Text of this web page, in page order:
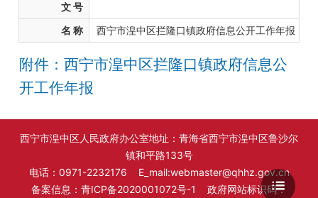
文 号
名 称
西宁市湟中区拦隆口镇政府信息公开工作年报
附件：西宁市湟中区拦隆口镇政府信息公
开工作年报
西宁市湟中区人民政府办公室地址：青海省西宁市湟中区鲁沙尔
镇和平路133号
电话：0971-2232176 E_mail:webmaster@qhhz.gov.cn
备案信息： 青ICP备2020001072号-1 政府网站标识码：